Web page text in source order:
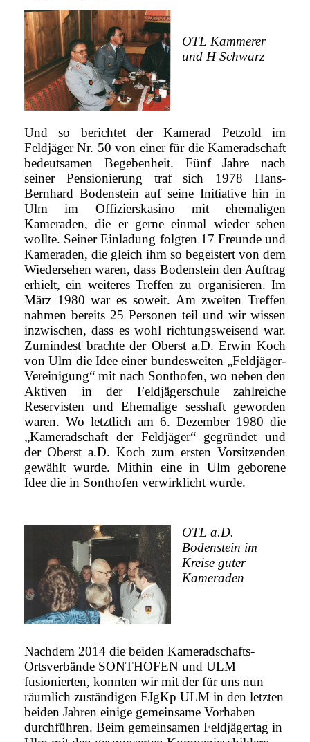
OTL Kammerer
und H Schwarz
Und so berichtet der Kamerad Petzold im
Feldjäger Nr. 50 von einer für die Kameradschaft
bedeutsamen Begebenheit. Fünf Jahre nach
seiner Pensionierung traf sich 1978 Hans-
Bernhard Bodenstein auf seine Initiative hin in
Ulm im Offizierskasino mit ehemaligen
Kameraden, die er gerne einmal wieder sehen
wollte. Seiner Einladung folgten 17 Freunde und
Kameraden, die gleich ihm so begeistert von dem
Wiedersehen waren, dass Bodenstein den Auftrag
erhielt, ein weiteres Treffen zu organisieren. Im
März 1980 war es soweit. Am zweiten Treffen
nahmen bereits 25 Personen teil und wir wissen
inzwischen, dass es wohl richtungsweisend war.
Zumindest brachte der Oberst a.D. Erwin Koch
von Ulm die Idee einer bundesweiten „Feldjäger-
Vereinigung“ mit nach Sonthofen, wo neben den
Aktiven in der Feldjägerschule zahlreiche
Reservisten und Ehemalige sesshaft geworden
waren. Wo letztlich am 6. Dezember 1980 die
„Kameradschaft der Feldjäger“ gegründet und
der Oberst a.D. Koch zum ersten Vorsitzenden
gewählt wurde. Mithin eine in Ulm geborene
Idee die in Sonthofen verwirklicht wurde.
OTL a.D.
Bodenstein im
Kreise guter
Kameraden
Nachdem 2014 die beiden Kameradschafts-
Ortsverbände SONTHOFEN und ULM
fusionierten, konnten wir mit der für uns nun
räumlich zuständigen FJgKp ULM in den letzten
beiden Jahren einige gemeinsame Vorhaben
durchführen. Beim gemeinsamen Feldjägertag in